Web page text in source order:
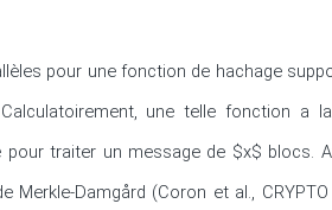
pour une fonction de hachage
une telle fonction a
traiter un message de $x$ blocs.
Damgård (Coron et al.,